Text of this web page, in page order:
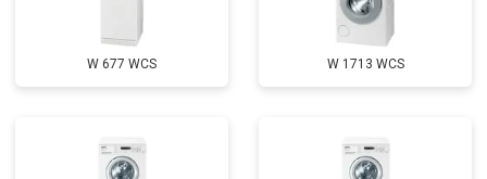
от 3350 ₽
Замена сливного насоса от 3450 ₽ Заказать
Замена циркуляционного насоса от 3800 ₽ Заказать
W 677 WCS W 1713 WCS